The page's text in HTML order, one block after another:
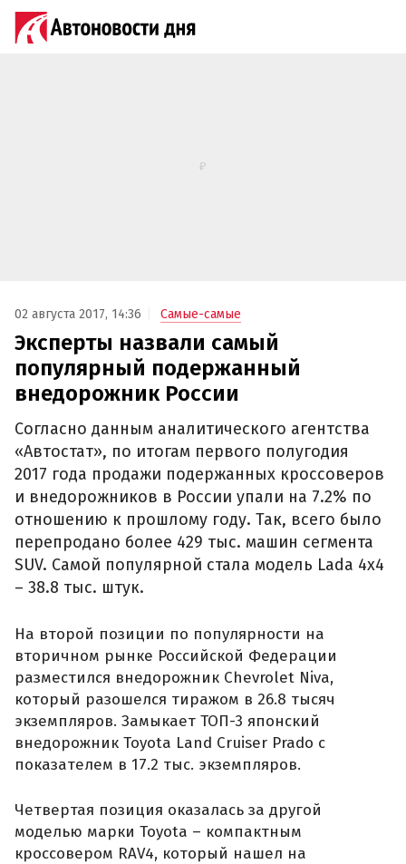
02 августа 2017, 14:36 Самые-самые
Эксперты назвали самый
популярный подержанный
внедорожник России‍
Согласно данным аналитического агентства
«Автостат», по итогам первого полугодия
2017 года продажи подержанных кроссоверов
и внедорожников в России упали на 7.2% по
отношению к прошлому году. Так, всего было
перепродано более 429 тыс. машин сегмента
SUV. Самой популярной стала модель Lada 4x4
– 38.8 тыс. штук.
На второй позиции по популярности на
вторичном рынке Российской Федерации
разместился внедорожник Chevrolet Niva,
который разошелся тиражом в 26.8 тысяч
экземпляров. Замыкает ТОП-3 японский
внедорожник Toyota Land Cruiser Prado с
показателем в 17.2 тыс. экземпляров.
Четвертая позиция оказалась за другой
моделью марки Toyota – компактным
кроссовером RAV4, который нашел на